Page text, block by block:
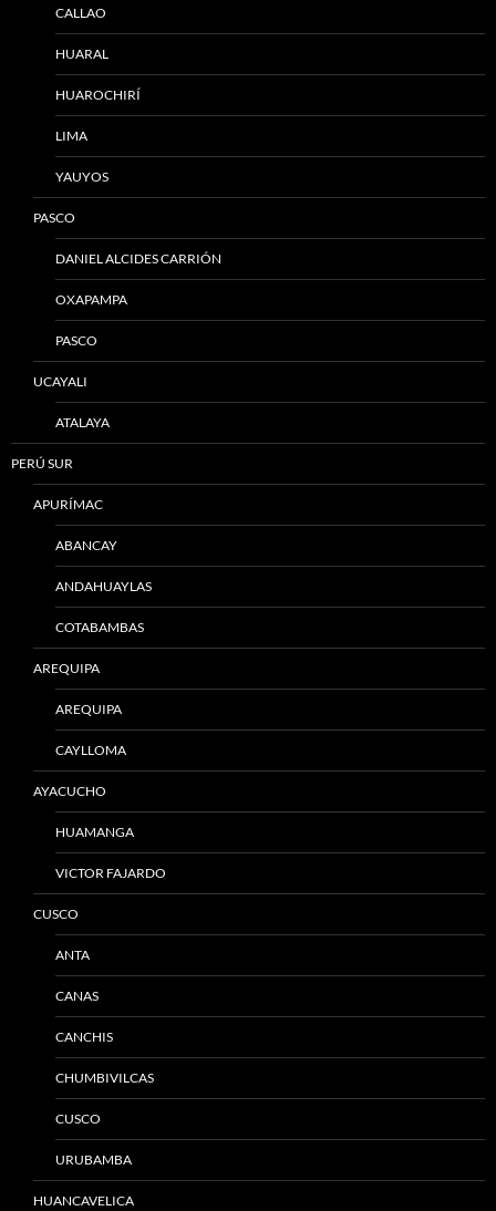
CALLAO
HUARAL
HUAROCHIRÍ
LIMA
YAUYOS
PASCO
DANIEL ALCIDES CARRIÓN
OXAPAMPA
PASCO
UCAYALI
ATALAYA
PERÚ SUR
APURÍMAC
ABANCAY
ANDAHUAYLAS
COTABAMBAS
AREQUIPA
AREQUIPA
CAYLLOMA
AYACUCHO
HUAMANGA
VICTOR FAJARDO
CUSCO
ANTA
CANAS
CANCHIS
CHUMBIVILCAS
CUSCO
URUBAMBA
HUANCAVELICA